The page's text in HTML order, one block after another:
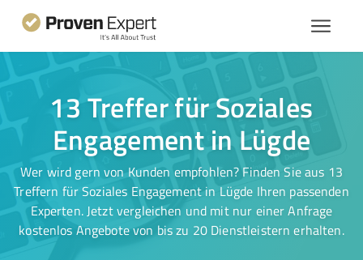
13 Treffer für Soziales
Engagement in Lügde
Wer wird gern von Kunden empfohlen? Finden Sie aus 13
Treffern für Soziales Engagement in Lügde Ihren passenden
Experten. Jetzt vergleichen und mit nur einer Anfrage
kostenlos Angebote von bis zu 20 Dienstleistern erhalten.